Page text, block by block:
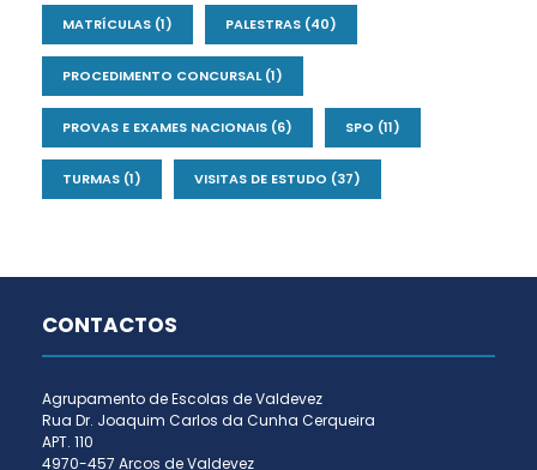
MATRÍCULAS (1) PALESTRAS (40)
PROCEDIMENTO CONCURSAL(1)
PROVAS E EXAMES NACIONAIS (6) SPO (11)
TURMAS (1) VISITAS DE ESTUDO (37)
CONTACTOS
Agrupamento de Escolas de Valdevez
Rua Dr. Joaquim Carlos da Cunha Cerqueira
APT. 110
4970-457 Arcos de Valdevez